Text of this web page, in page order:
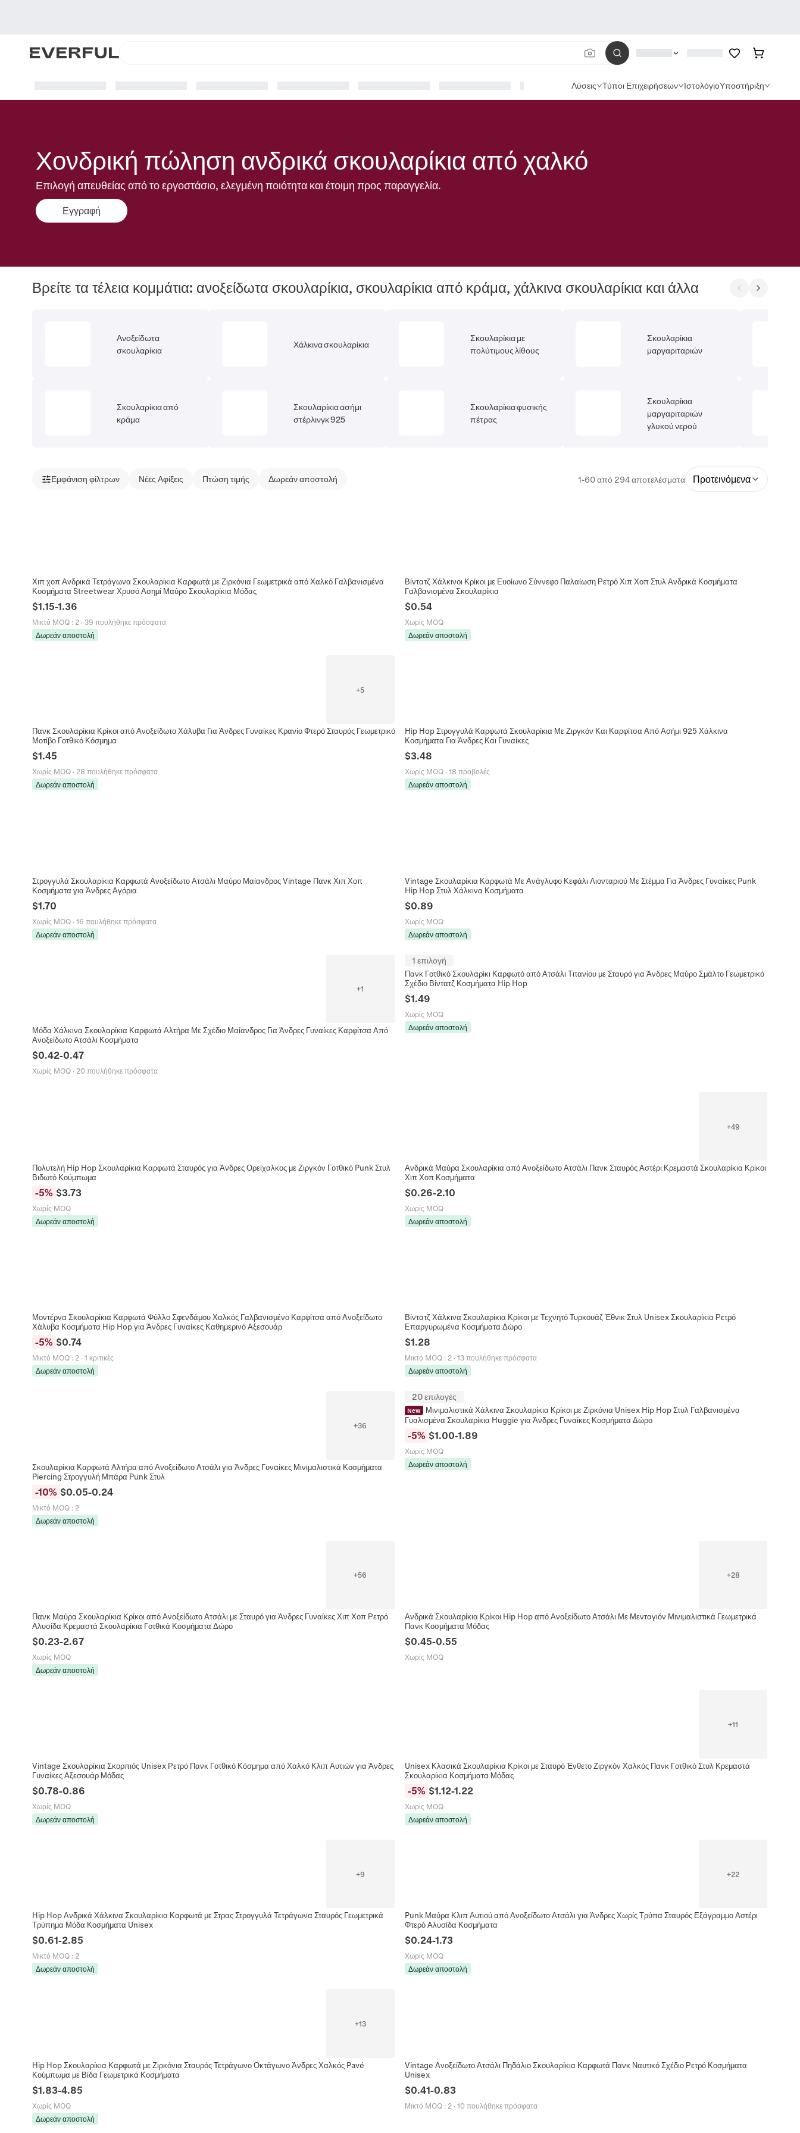
Λύσεις Τύποι Επιχειρήσεων ΙστολόγιοΥποστήριξη
Χονδρική πώληση ανδρικά σκουλαρίκια από χαλκό
Επιλογή απευθείας από το εργοστάσιο, ελεγμένη ποιότητα και έτοιμη προς παραγγελία.
Εγγραφή
Βρείτε τα τέλεια κομμάτια: ανοξείδωτα σκουλαρίκια, σκουλαρίκια από κράμα, χάλκινα σκουλαρίκια και άλλα
Ανοξείδωτα
σκουλαρίκια
Σκουλαρίκια από
κράμα
Χάλκινα σκουλαρίκια
Σκουλαρίκια ασήμι
στέρλινγκ 925
Σκουλαρίκια με
πολύτιμους λίθους
Σκουλαρίκια φυσικής
πέτρας
Σκουλαρίκια
μαργαριταριών
Σκουλαρίκια
μαργαριταριών
γλυκού νερού
Εμφάνιση φίλτρων Νέες Αφίξεις Πτώση τιμής Δωρεάν αποστολή 1-60 από 294 αποτελέσματα Προτεινόμενα
Χιπ χοπ Ανδρικά Τετράγωνα Σκουλαρίκια Καρφωτά με Ζιρκόνια Γεωμετρικά από Χαλκό Γαλβανισμένα
Κοσμήματα Streetwear Χρυσό Ασημί Μαύρο Σκουλαρίκια Μόδας
$1.15-1.36
Μικτό MOQ: 2· 39 πουλήθηκε πρόσφατα
Δωρεάν αποστολή
Βίντατζ Χάλκινοι Κρίκοι με Ευοίωνο Σύννεφο Παλαίωση Ρετρό Χιπ Χοπ Στυλ Ανδρικά Κοσμήματα
Γαλβανισμένα Σκουλαρίκια
$0.54
Χωρίς MOQ
Δωρεάν αποστολή
+5
Πανκ Σκουλαρίκια Κρίκοι από Ανοξείδωτο Χάλυβα Για Άνδρες Γυναίκες Κρανίο Φτερό Σταυρός Γεωμετρικό
Μοτίβο Γοτθικό Κόσμημα
$1.45
Χωρίς MOQ· 28 πουλήθηκε πρόσφατα
Δωρεάν αποστολή
Hip Hop Στρογγυλά Καρφωτά Σκουλαρίκια Με Ζιργκόν Και Καρφίτσα Από Ασήμι 925 Χάλκινα
Κοσμήματα Για Άνδρες Και Γυναίκες
$3.48
Χωρίς MOQ · 18 προβολές
Δωρεάν αποστολή
Στρογγυλά Σκουλαρίκια Καρφωτά Ανοξείδωτο Ατσάλι Μαύρο Μαίανδρος Vintage Πανκ Χιπ Χοπ
Κοσμήματα για Άνδρες Αγόρια
$1.70
Χωρίς MOQ· 16 πουλήθηκε πρόσφατα
Δωρεάν αποστολή
Vintage Σκουλαρίκια Καρφωτά Με Ανάγλυφο Κεφάλι Λιονταριού Με Στέμμα Για Άνδρες Γυναίκες Punk
Hip Hop Στυλ Χάλκινα Κοσμήματα
$0.89
Χωρίς MOQ
Δωρεάν αποστολή
+1
Μόδα Χάλκινα Σκουλαρίκια Καρφωτά Αλτήρα Με Σχέδιο Μαίανδρος Για Άνδρες Γυναίκες Καρφίτσα Από
Ανοξείδωτο Ατσάλι Κοσμήματα
$0.42-0.47
Χωρίς MOQ· 20 πουλήθηκε πρόσφατα
1 επιλογή
Πανκ Γοτθικό Σκουλαρίκι Καρφωτό από Ατσάλι Τιτανίου με Σταυρό για Άνδρες Μαύρο Σμάλτο Γεωμετρικό
Σχέδιο Βίντατζ Κοσμήματα Hip Hop
$1.49
Χωρίς MOQ
Δωρεάν αποστολή
Πολυτελή Hip Hop Σκουλαρίκια Καρφωτά Σταυρός για Άνδρες Ορείχαλκος με Ζιργκόν Γοτθικό Punk Στυλ
Βιδωτό Κούμπωμα
-5% $3.73
Χωρίς MOQ
Δωρεάν αποστολή
+49
Ανδρικά Μαύρα Σκουλαρίκια από Ανοξείδωτο Ατσάλι Πανκ Σταυρός Αστέρι Κρεμαστά Σκουλαρίκια Κρίκοι
Χιπ Χοπ Κοσμήματα
$0.26-2.10
Χωρίς MOQ
Δωρεάν αποστολή
Μοντέρνα Σκουλαρίκια Καρφωτά Φύλλο Σφενδάμου Χαλκός Γαλβανισμένο Καρφίτσα από Ανοξείδωτο
Χάλυβα Κοσμήματα Hip Hop για Άνδρες Γυναίκες Καθημερινό Αξεσουάρ
-5% $0.74
Μικτό MOQ: 2· 1 κριτικές
Δωρεάν αποστολή
Βίντατζ Χάλκινα Σκουλαρίκια Κρίκοι με Τεχνητό Τυρκουάζ Έθνικ Στυλ Unisex Σκουλαρίκια Ρετρό
Επαργυρωμένα Κοσμήματα Δώρο
$1.28
Μικτό MOQ : 2 · 13 πουλήθηκε πρόσφατα
Δωρεάν αποστολή
+36
Σκουλαρίκια Καρφωτά Αλτήρα από Ανοξείδωτο Ατσάλι για Άνδρες Γυναίκες Μινιμαλιστικά Κοσμήματα
Piercing Στρογγυλή Μπάρα Punk Στυλ
-10% $0.05-0.24
Μικτό MOQ: 2
Δωρεάν αποστολή
20 επιλογές
New
Μινιμαλιστικά Χάλκινα Σκουλαρίκια Κρίκοι με Ζιρκόνια Unisex Hip Hop Στυλ Γαλβανισμένα
Γυαλισμένα Σκουλαρίκια Huggie για Άνδρες Γυναίκες Κοσμήματα Δώρο
-5% $1.00-1.89
Χωρίς MOQ
Δωρεάν αποστολή
+56
Πανκ Μαύρα Σκουλαρίκια Κρίκοι από Ανοξείδωτο Ατσάλι με Σταυρό για Άνδρες Γυναίκες Χιπ Χοπ Ρετρό
Αλυσίδα Κρεμαστά Σκουλαρίκια Γοτθικά Κοσμήματα Δώρο
$0.23-2.67
Χωρίς MOQ
Δωρεάν αποστολή
+28
Ανδρικά Σκουλαρίκια Κρίκοι Hip Hop από Ανοξείδωτο Ατσάλι Με Μενταγιόν Μινιμαλιστικά Γεωμετρικά
Πανκ Κοσμήματα Μόδας
$0.45-0.55
Χωρίς MOQ
Vintage Σκουλαρίκια Σκορπιός Unisex Ρετρό Πανκ Γοτθικό Κόσμημα από Χαλκό Κλιπ Αυτιών για Άνδρες
Γυναίκες Αξεσουάρ Μόδας
$0.78-0.86
Χωρίς MOQ
Δωρεάν αποστολή
+11
Unisex Κλασικά Σκουλαρίκια Κρίκοι με Σταυρό Ένθετο Ζιργκόν Χαλκός Πανκ Γοτθικό Στυλ Κρεμαστά
Σκουλαρίκια Κοσμήματα Μόδας
-5% $1.12-1.22
Χωρίς MOQ
Δωρεάν αποστολή
+9
Hip Hop Ανδρικά Χάλκινα Σκουλαρίκια Καρφωτά με Στρας Στρογγυλά Τετράγωνα Σταυρός Γεωμετρικά
Τρύπημα Μόδα Κοσμήματα Unisex
$0.61-2.85
Μικτό MOQ: 2
Δωρεάν αποστολή
+22
Punk Μαύρα Κλιπ Αυτιού από Ανοξείδωτο Ατσάλι για Άνδρες Χωρίς Τρύπα Σταυρός Εξάγραμμο Αστέρι
Φτερό Αλυσίδα Κοσμήματα
$0.24-1.73
Χωρίς MOQ
Δωρεάν αποστολή
+13
Hip Hop Σκουλαρίκια Καρφωτά με Ζιρκόνια Σταυρός Τετράγωνο Οκτάγωνο Άνδρες Χαλκός Pavé
Κούμπωμα με Βίδα Γεωμετρικά Κοσμήματα
$1.83-4.85
Χωρίς MOQ
Δωρεάν αποστολή
Vintage Ανοξείδωτο Ατσάλι Πηδάλιο Σκουλαρίκια Καρφωτά Πανκ Ναυτικό Σχέδιο Ρετρό Κοσμήματα
Unisex
$0.41-0.83
Μικτό MOQ : 2 · 10 πουλήθηκε πρόσφατα